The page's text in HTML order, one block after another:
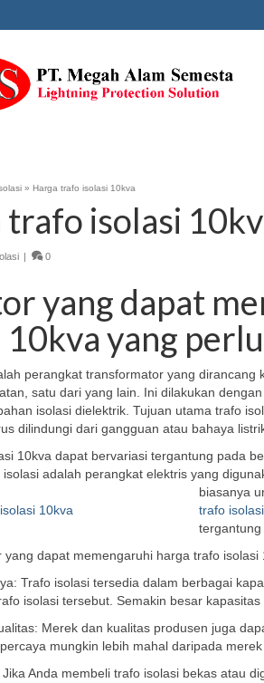
» Harga trafo isolasi 10kva
trafo isolasi
| 0
yang dapat
10kva yang
perangkat transformator yang
satu dari yang lain. Ini dilakukan
isolasi dielektrik. Tujuan utama trafo
dilindungi dari gangguan atau bahaya
10kva dapat bervariasi tergantung pada
adalah perangkat elektris yang
biasanya
trafo isolasi
tergantung
yang dapat memengaruhi harga trafo isolasi
Trafo isolasi tersedia dalam berbagai
isolasi tersebut. Semakin besar
Merek dan kualitas produsen juga
mungkin lebih mahal daripada
Anda membeli trafo isolasi bekas atau